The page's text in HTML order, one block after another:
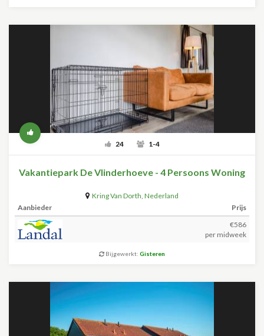
24 1-4
Vakantiepark De Vlinderhoeve - 4 Persoons Woning
Kring Van Dorth, Nederland
Aanbieder
Prijs
€586
per midweek
Bijgewerkt: Gisteren